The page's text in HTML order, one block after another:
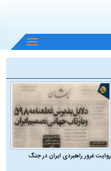
باز
و
منو
روایت غرور راهبردی ایران در جنگ